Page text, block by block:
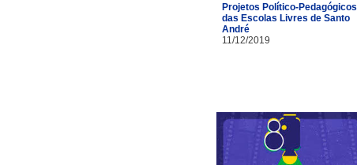
Projetos Político-Pedagógicos
das Escolas Livres de Santo
André
11/12/2019